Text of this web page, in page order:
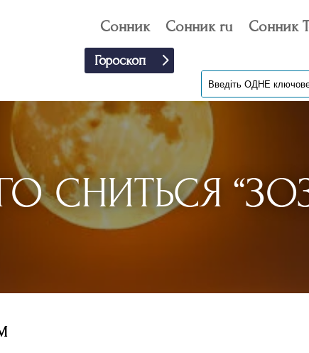
Сонник Сонник ru Сонник
Гороскоп
СНИТЬСЯ